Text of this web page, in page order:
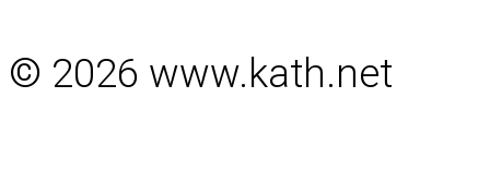
© 2026 www.kath.net